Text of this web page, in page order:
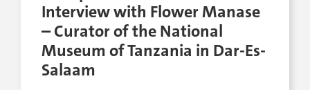
Interview with Flower Manase
– Curator of the National
Museum of Tanzania in Dar-Es-
Salaam